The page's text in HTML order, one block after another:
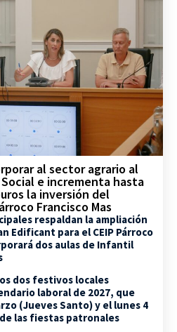
al sector agrario al
e incrementa hasta
la inversión del
Francisco Mas
respaldan la ampliación
Edificant para el CEIP Párroco
dos aulas de Infantil
dos festivos locales
laboral de 2027, que
(Jueves Santo) y el lunes 4
las fiestas patronales